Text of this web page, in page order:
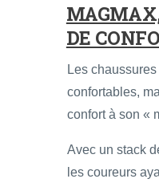
DE
Les
confortables,
confort à son «
Avec un stack
les coureurs